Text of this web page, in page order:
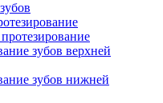
зубов верхней
зубов нижней